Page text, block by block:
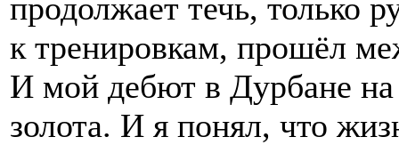
продолжает течь, только
к тренировкам, прошёл
И мой дебют в Дурбане
золота. И я понял, что